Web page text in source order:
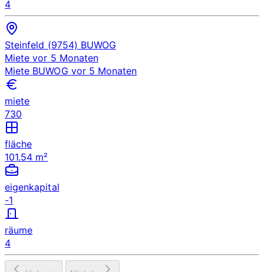
4
Steinfeld (9754) BUWOG
Miete vor 5 Monaten
Miete BUWOG vor 5 Monaten
miete
730
fläche
101.54 m²
eigenkapital
-1
räume
4